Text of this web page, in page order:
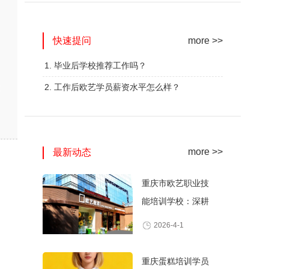
火爆的专业 火爆的专业
快速提问 more >>
1. 毕业后学校推荐工作吗？
2. 工作后欧艺学员薪资水平怎么样？
最新动态 more >>
重庆市欧艺职业技
能培训学校：深耕
2026-4-1
重庆蛋糕培训学员